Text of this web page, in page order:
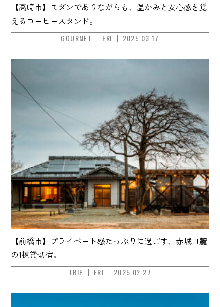
【高崎市】モダンでありながらも、温かみと安心感を覚
えるコーヒースタンド。
GOURMET ERI 2025.03.17
【前橋市】プライベート感たっぷりに過ごす、赤城山麓
の1棟貸切宿。
TRIP ERI 2025.02.27